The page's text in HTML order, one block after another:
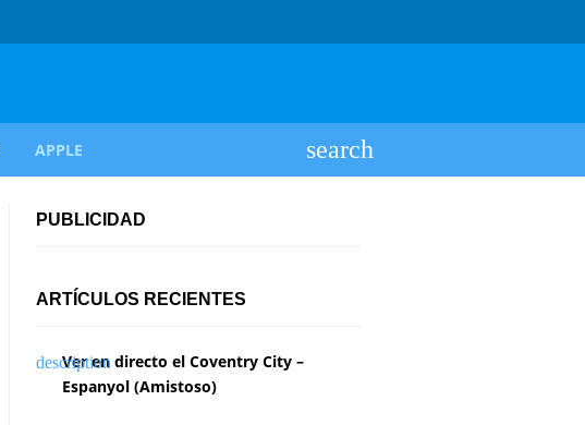
APPLE
PUBLICIDAD
ARTÍCULOS RECIENTES
Ver en directo el Coventry City –
Espanyol (Amistoso)